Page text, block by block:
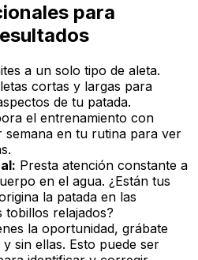
para
a un solo tipo de aleta.
cortas y largas para
de tu patada.
el entrenamiento con
semana en tu rutina para ver
Presta atención constante a
en el agua. ¿Están tus
la patada en las
tobillos relajados?
la oportunidad, grábate
sin ellas. Esto puede ser